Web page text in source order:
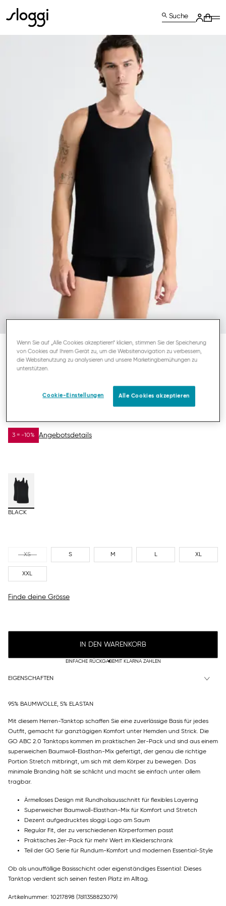
Suche
SLOGGI MEN GO ABC 2.0
3 = -10% Angebotsdetails
BLACK
XS S M L XL
XXL
Finde deine Grösse
IN DEN WARENKORB
EINFACHE RÜCKGABEMIT KLARNA ZAHLEN
EIGENSCHAFTEN
95% BAUMWOLLE, 5% ELASTAN
Mit diesem Herren-Tanktop schaffen Sie eine zuverlässige Basis für jedes
Outfit, gemacht für ganztägigen Komfort unter Hemden und Strick. Die
GO ABC 2.0 Tanktops kommen im praktischen 2er-Pack und sind aus einem
superweichen Baumwoll-Elasthan-Mix gefertigt, der genau die richtige
Portion Stretch mitbringt, um sich mit dem Körper zu bewegen. Das
minimale Branding hält sie schlicht und macht sie einfach unter allem
tragbar.
Ärmelloses Design mit Rundhalsausschnitt für flexibles Layering
Superweicher Baumwoll-Elasthan-Mix für Komfort und Stretch
Dezent aufgedrucktes sloggi Logo am Saum
Regular Fit, der zu verschiedenen Körperformen passt
Praktisches 2er-Pack für mehr Wert im Kleiderschrank
Teil der GO Serie für Rundum-Komfort und modernen Essential-Style
Ob als unauffällige Basisschicht oder eigenständiges Essential: Dieses
Tanktop verdient sich seinen festen Platz im Alltag.
Artikelnummer: 10217898 (7611358823079)
Wenn Sie auf „Alle Cookies akzeptieren“ klicken, stimmen Sie der Speicherung
von Cookies auf Ihrem Gerät zu, um die Websitenavigation zu verbessern,
die Websitenutzung zu analysieren und unsere Marketingbemühungen zu
unterstützen.
Cookie-Einstellungen Alle Cookies akzeptieren